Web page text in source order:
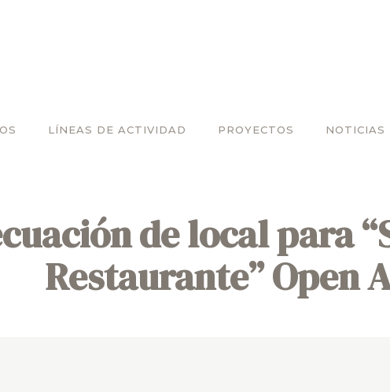
LÍNEAS DE ACTIVIDAD PROYECTOS NOTICIAS
de local para
Restaurante” Open